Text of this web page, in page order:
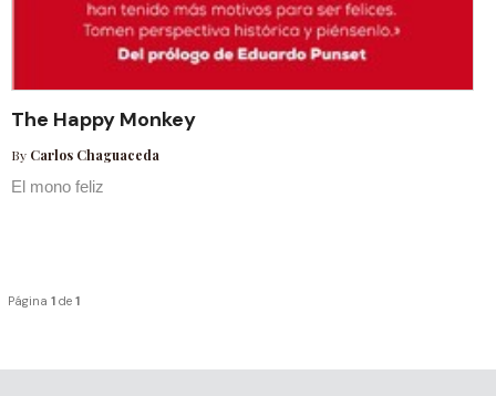
The Happy Monkey
By Carlos Chaguaceda
El mono feliz
Página 1 de 1